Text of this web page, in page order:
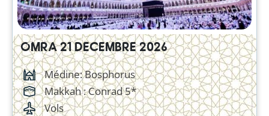
OMRA 21 DECEMBRE 2026
Médine: Bosphorus
Makkah :Conrad 5*
Vols